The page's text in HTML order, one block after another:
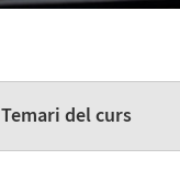
Temari del curs